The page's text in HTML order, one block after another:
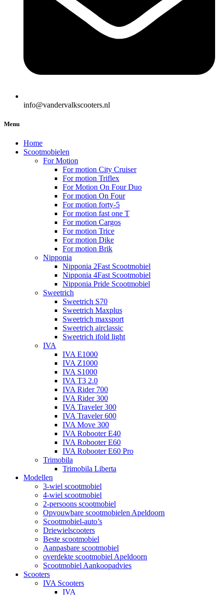
info@vandervalkscooters.nl
Menu
Home
Scootmobielen
For Motion
For motion City Cruiser
For motion Triflex
For Motion On Four Duo
For motion On Four
For motion forty-5
For motion fast one T
For motion Cargos
For motion Trice
For motion Dike
For motion Brik
Nipponia
Nipponia 2Fast Scootmobiel
Nipponia 4Fast Scootmobiel
Nipponia Pride Scootmobiel
Sweetrich
Sweetrich S70
Sweetrich Maxplus
Sweetrich maxsport
Sweetrich airclassic
Sweetrich ifold light
IVA
IVA E1000
IVA Z1000
IVA S1000
IVA T3 2.0
IVA Rider 700
IVA Rider 300
IVA Traveler 300
IVA Traveler 600
IVA Move 300
IVA Robooter E40
IVA Robooter E60
IVA Robooter E60 Pro
Trimobila
Trimobila Liberta
Modellen
3-wiel scootmobiel
4-wiel scootmobiel
2-persoons scootmobiel
Opvouwbare scootmobielen Apeldoorn
Scootmobiel-auto’s
Driewielscooters
Beste scootmobiel
Aanpasbare scootmobiel
overdekte scootmobiel Apeldoorn
Scootmobiel Aankoopadvies
Scooters
IVA Scooters
IVA